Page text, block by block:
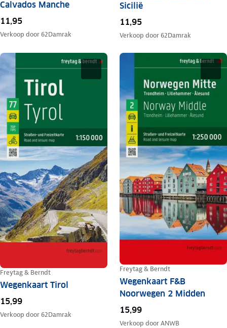
Calvados Manche
11,95
Verkoop door 62Damrak
Sicilië
11,95
Verkoop door 62Damrak
Freytag & Berndt
Wegenkaart Tirol
15,99
Verkoop door 62Damrak
Freytag & Berndt
Wegenkaart F&B
Noorwegen 2 Midden
15,99
Verkoop doorANWB